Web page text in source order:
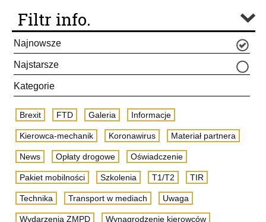
Filtr info.
Najnowsze
Najstarsze
Kategorie
Brexit FTD Galeria Informacje
Kierowca-mechanik Koronawirus Materiał partnera
News Opłaty drogowe Oświadczenie
Pakiet mobilności Szkolenia T1/T2 TIR
Technika Transport w mediach Uwaga
Wydarzenia ZMPD Wynagrodzenie kierowców